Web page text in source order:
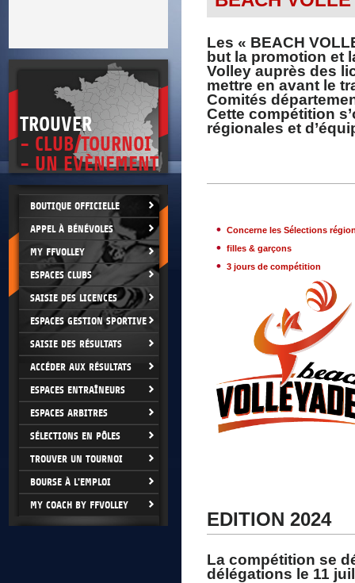
TROUVER
- CLUB/TOURNOI
- UN EVÈNEMENT
BOUTIQUE OFFICIELLE
APPEL À BÉNÉVOLES
MY FFVOLLEY
ESPACES CLUBS
SAISIE DES LICENCES
ESPACES GESTION SPORTIVE
SAISIE DES RÉSULTATS
ACCÉDER AUX RÉSULTATS
ESPACES ENTRAÎNEURS
ESPACES ARBITRES
SÉLECTIONS EN PÔLES
TROUVER UN TOURNOI
BOURSE À L'EMPLOI
MY COACH BY FFVOLLEY
Les « BEACH
but la promotion et
Volley auprès des
mettre en avant le
Comités
Cette compétition
régionales et
Concerne les Sélections
filles & garçons
3 jours de compétition
EDITION 2024
La compétition se
délégations le 11